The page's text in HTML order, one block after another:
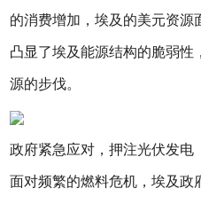
的消费增加，埃及的美元资源
凸显了埃及能源结构的脆弱
源的步伐。
政府紧急应对，押注光伏发电
面对频繁的燃料危机，埃及政